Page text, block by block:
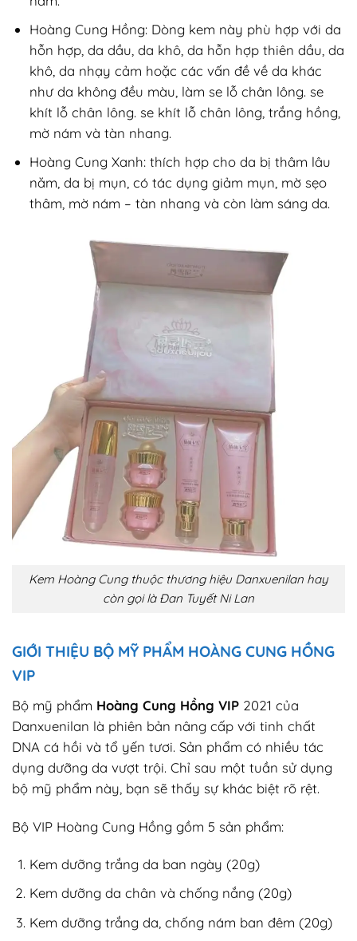
Hoàng Cung Hồng: Dòng kem này phù hợp với da
hỗn hợp, da dầu, da khô, da hỗn hợp thiên dầu, da
khô, da nhạy cảm hoặc các vấn đề về da khác
như da không đều màu, làm se lỗ chân lông. se
khít lỗ chân lông. se khít lỗ chân lông, trắng hồng,
mờ nám và tàn nhang.
Hoàng Cung Xanh: thích hợp cho da bị thâm lâu
năm, da bị mụn, có tác dụng giảm mụn, mờ sẹo
thâm, mờ nám – tàn nhang và còn làm sáng da.
Kem Hoàng Cung thuộc thương hiệu Danxuenilan hay
còn gọi là Đan Tuyết Ni Lan
GIỚI THIỆU BỘ MỸ PHẨM HOÀNG CUNG HỒNG
VIP
Bộ mỹ phẩm Hoàng Cung Hồng VIP 2021 của
Danxuenilan là phiên bản nâng cấp với tinh chất
DNA cá hồi và tổ yến tươi. Sản phẩm có nhiều tác
dụng dưỡng da vượt trội. Chỉ sau một tuần sử dụng
bộ mỹ phẩm này, bạn sẽ thấy sự khác biệt rõ rệt.
Bộ VIP Hoàng Cung Hồng gồm 5 sản phẩm:
Kem dưỡng trắng da ban ngày (20g)
Kem dưỡng da chân và chống nắng (20g)
Kem dưỡng trắng da, chống nám ban đêm (20g)